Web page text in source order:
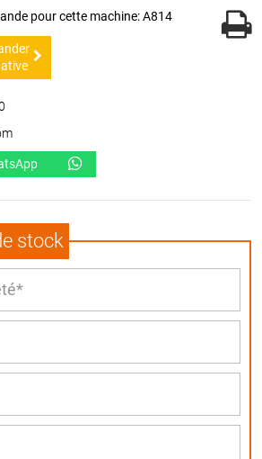
pour cette machine: A814
stock